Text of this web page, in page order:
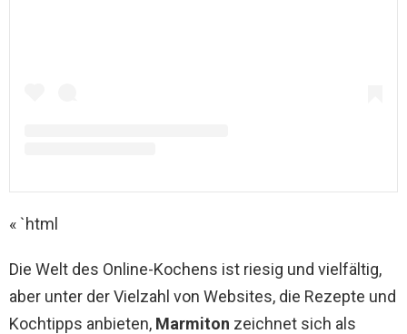
« `html
Die Welt des Online-Kochens ist riesig und vielfältig,
aber unter der Vielzahl von Websites, die Rezepte und
Kochtipps anbieten, Marmiton zeichnet sich als